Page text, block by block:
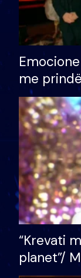
me
divorci
“Krevati
planet”/